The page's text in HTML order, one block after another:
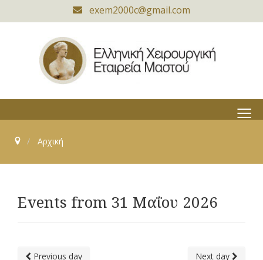
exem2000c@gmail.com
≡
Αρχική
Events from 31 Μαΐου 2026
Previous day Next day